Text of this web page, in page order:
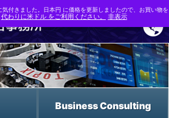
Business Consulting
付きました。日本円 に価格を更新しましたので、お買い物を
代わりに米ドル をご利用ください。 非表示